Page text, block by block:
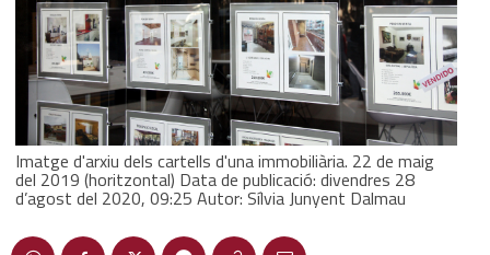
Imatge d'arxiu dels cartells d'una immobiliària. 22 de maig
del 2019 (horitzontal) Data de publicació: divendres 28
d’agost del 2020, 09:25 Autor: Sílvia Junyent Dalmau